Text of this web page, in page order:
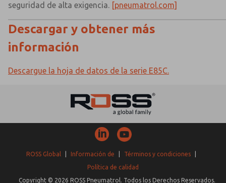
seguridad de alta exigencia. [pneumatrol.com]
Descargar y obtener más
información
Descargue la hoja de datos de la serie E85C.
ROSS Global Información de Términos y condiciones
Política de calidad
Copyright © 2026 ROSS Pneumatrol. Todos los Derechos Reservados.